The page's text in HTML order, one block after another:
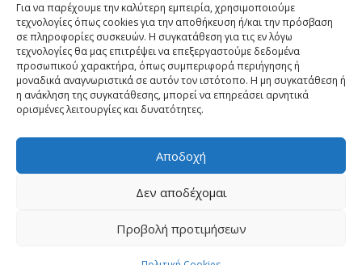
Για να παρέχουμε την καλύτερη εμπειρία, χρησιμοποιούμε
τεχνολογίες όπως cookies για την αποθήκευση ή/και την πρόσβαση
σε πληροφορίες συσκευών. Η συγκατάθεση για τις εν λόγω
τεχνολογίες θα μας επιτρέψει να επεξεργαστούμε δεδομένα
προσωπικού χαρακτήρα, όπως συμπεριφορά περιήγησης ή
μοναδικά αναγνωριστικά σε αυτόν τον ιστότοπο. Η μη συγκατάθεση ή
η ανάκληση της συγκατάθεσης, μπορεί να επηρεάσει αρνητικά
ορισμένες λειτουργίες και δυνατότητες.
Αποδοχή
Δεν αποδέχομαι
Προβολή προτιμήσεων
Πλουτάρχου 3, 10675 Αθήνα
Email επικοινωνίας:pisinfo@pis.gr
© Copyright pis.gr 2019 - Designed & Hosted by